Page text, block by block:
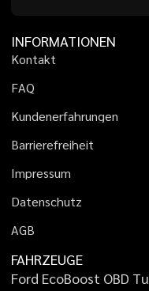
INFORMATIONEN
Kontakt
FAQ
Kundenerfahrungen
Barrierefreiheit
Impressum
Datenschutz
AGB
FAHRZEUGE
Ford EcoBoost OBD Tu